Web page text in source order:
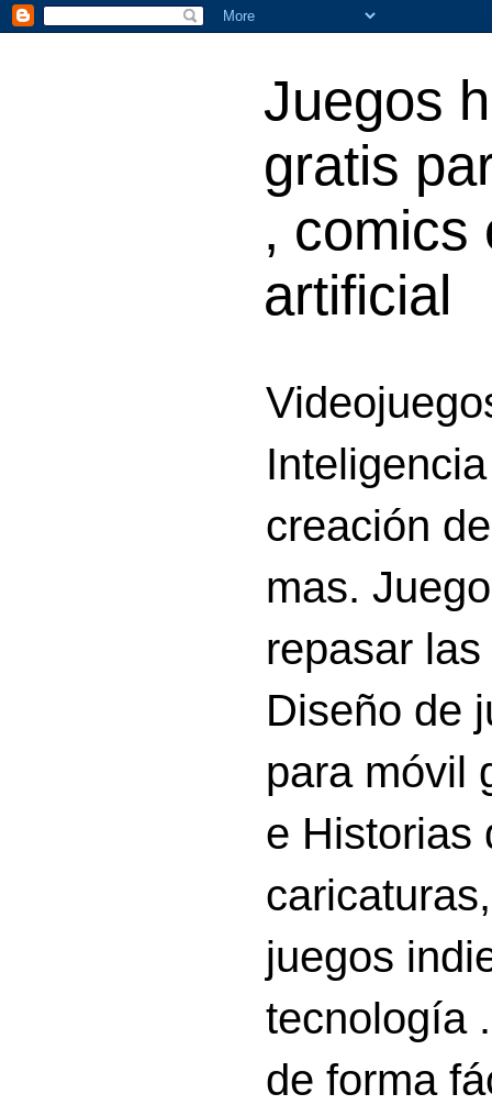
Juegos
gratis
, comics
artificial
creación
mas.
repasar
Diseño de
para móvil
e Historias
juegos
tecnología
de forma